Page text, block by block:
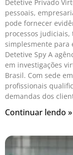
Detetive Privado
pessoais,
pode fornecer
processos
simplesmente para
Detetive Spy A
em investigações
Brasil. Com sede
profissionais
demandas dos
Continuar lendo »